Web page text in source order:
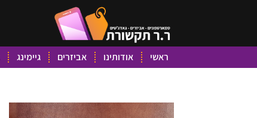
ראשי אודותינו אביזרים גיימינג